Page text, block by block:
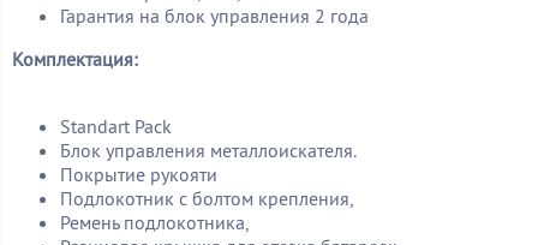
Гарантия на блок управления 2 года
Комплектация:
Standart Pack
Блок управления металлоискателя.
Покрытие рукояти
Подлокотник с болтом крепления,
Ремень подлокотника,